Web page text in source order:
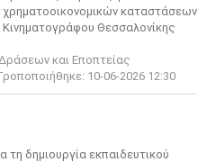
χρηματοοικονομικών καταστάσεων
Θεσσαλονίκης
και Εποπτείας
10-06-2026 12:30
δημιουργία εκπαιδευτικού